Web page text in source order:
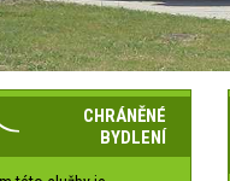
CHRÁNĚNÉ
BYDLENÍ